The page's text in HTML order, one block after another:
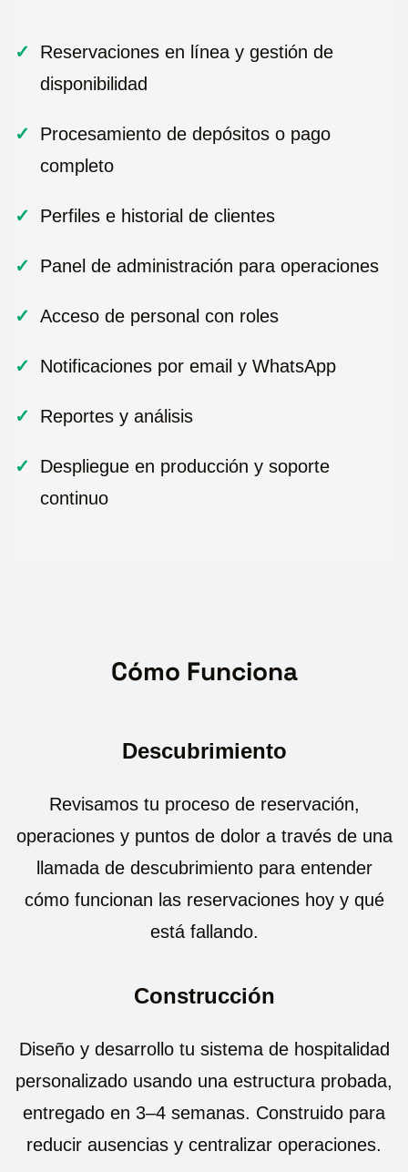
Reservaciones en línea y gestión de
disponibilidad
Procesamiento de depósitos o pago
completo
Perfiles e historial de clientes
Panel de administración para operaciones
Acceso de personal con roles
Notificaciones por email y WhatsApp
Reportes y análisis
Despliegue en producción y soporte
continuo
Cómo Funciona
Descubrimiento
Revisamos tu proceso de reservación,
operaciones y puntos de dolor a través de una
llamada de descubrimiento para entender
cómo funcionan las reservaciones hoy y qué
está fallando.
Construcción
Diseño y desarrollo tu sistema de hospitalidad
personalizado usando una estructura probada,
entregado en 3–4 semanas. Construido para
reducir ausencias y centralizar operaciones.